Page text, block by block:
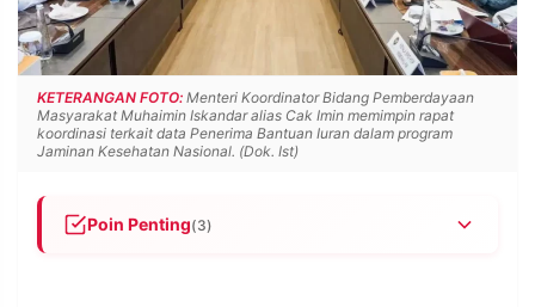
INFORMASI
IKLAN
KIRIM
TULISAN
PENGADUAN TERM
OF
SERVICE
IKUTI
KAMI
KETERANGAN FOTO: Menteri Koordinator Bidang Pemberdayaan
Masyarakat Muhaimin Iskandar alias Cak Imin memimpin rapat
koordinasi terkait data Penerima Bantuan Iuran dalam program
Jaminan Kesehatan Nasional. (Dok. Ist)
Poin Penting(3)